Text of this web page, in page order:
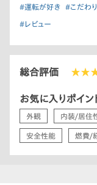
#運転が好き #こだわり
#レビュー
総合評価
お気に入りポイン
外観 内装/居住
安全性能 燃費/